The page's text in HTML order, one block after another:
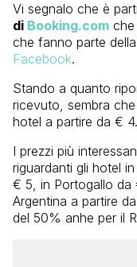
Vi segnalo che è
di Booking.com
che fanno parte
Facebook.
Stando a quanto
ricevuto, sembra
hotel a partire da € 4.
I prezzi più
riguardanti gli hotel
€ 5, in Portogallo da
Argentina a partire
del 50% anhe per il